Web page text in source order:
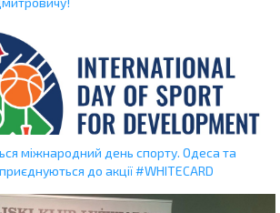
міжнародний день спорту. Одеса та
до акції #WHITECARD